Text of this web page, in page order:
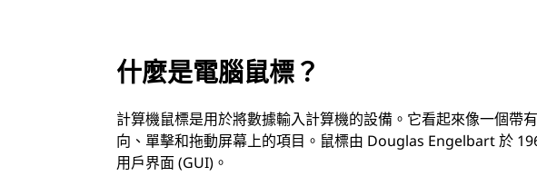
什麼是電腦鼠標？
計算機鼠標是用於將數據輸入計算機的設備。它看起來像一個帶
向、單擊和拖動屏幕上的項目。鼠標由 Douglas Engelbart 於
用戶界面 (GUI)。